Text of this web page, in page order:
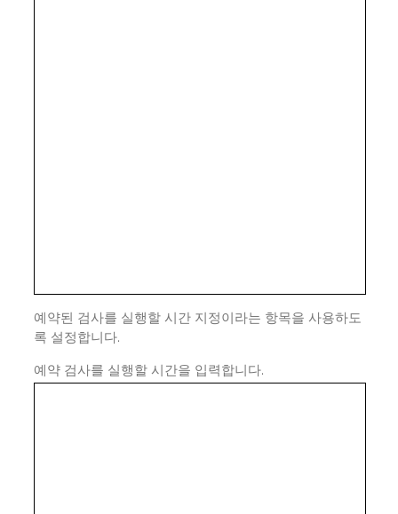
예약된 검사를 실행할 시간 지정이라는 항목을 사용하도
록 설정합니다.
예약 검사를 실행할 시간을 입력합니다.